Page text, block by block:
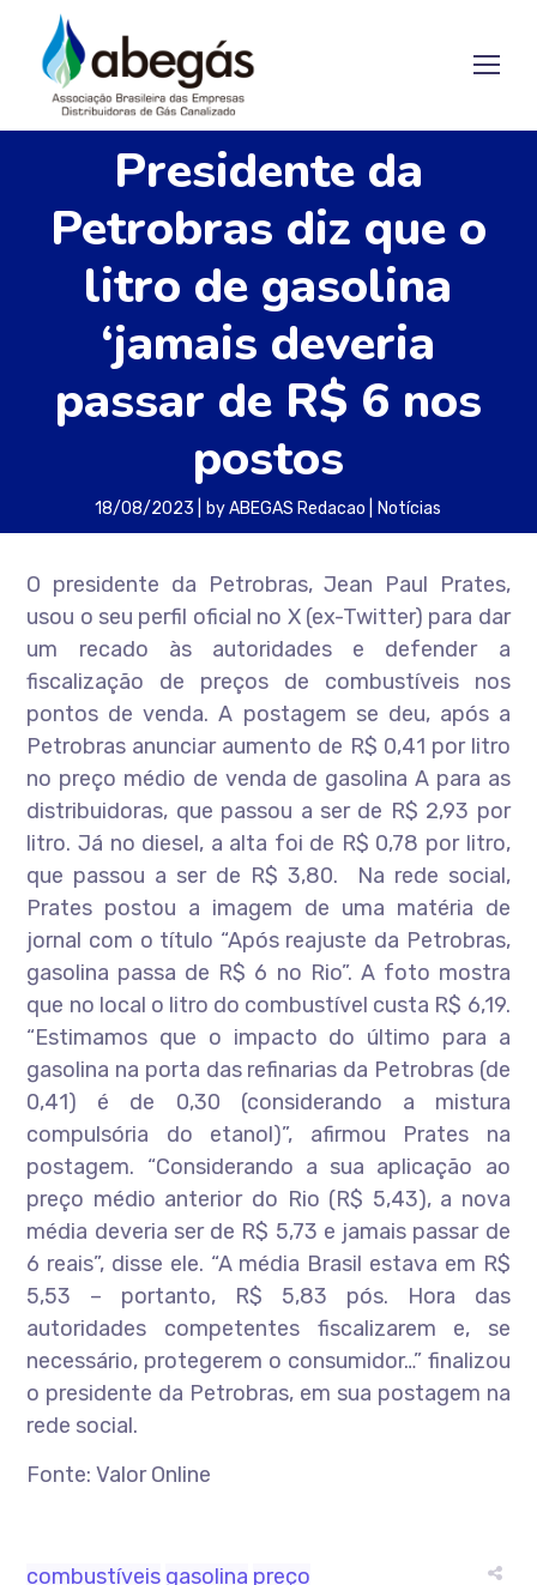
Presidente da
Petrobras diz que o
litro de gasolina
‘jamais deveria
passar de R$ 6 nos
postos
18/08/2023 byABEGAS Redacao Notícias
O presidente da Petrobras, Jean Paul Prates,
usou o seu perfil oficial no X (ex-Twitter) para dar
um recado às autoridades e defender a
fiscalização de preços de combustíveis nos
pontos de venda. A postagem se deu, após a
Petrobras anunciar aumento de R$ 0,41 por litro
no preço médio de venda de gasolina A para as
distribuidoras, que passou a ser de R$ 2,93 por
litro. Já no diesel, a alta foi de R$ 0,78 por litro,
que passou a ser de R$ 3,80. Na rede social,
Prates postou a imagem de uma matéria de
jornal com o título “Após reajuste da Petrobras,
gasolina passa de R$ 6 no Rio”. A foto mostra
que no local o litro do combustível custa R$ 6,19.
“Estimamos que o impacto do último para a
gasolina na porta das refinarias da Petrobras (de
0,41) é de 0,30 (considerando a mistura
compulsória do etanol)”, afirmou Prates na
postagem. “Considerando a sua aplicação ao
preço médio anterior do Rio (R$ 5,43), a nova
média deveria ser de R$ 5,73 e jamais passar de
6 reais”, disse ele. “A média Brasil estava em R$
5,53 – portanto, R$ 5,83 pós. Hora das
autoridades competentes fiscalizarem e, se
necessário, protegerem o consumidor…” finalizou
o presidente da Petrobras, em sua postagem na
rede social.
Fonte: Valor Online
combustíveis gasolina preço